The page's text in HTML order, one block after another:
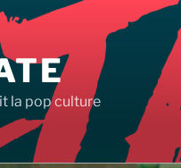
la pop culture